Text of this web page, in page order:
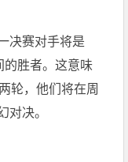
决赛对手将是
的胜者。这意味
轮，他们将在周
对决。